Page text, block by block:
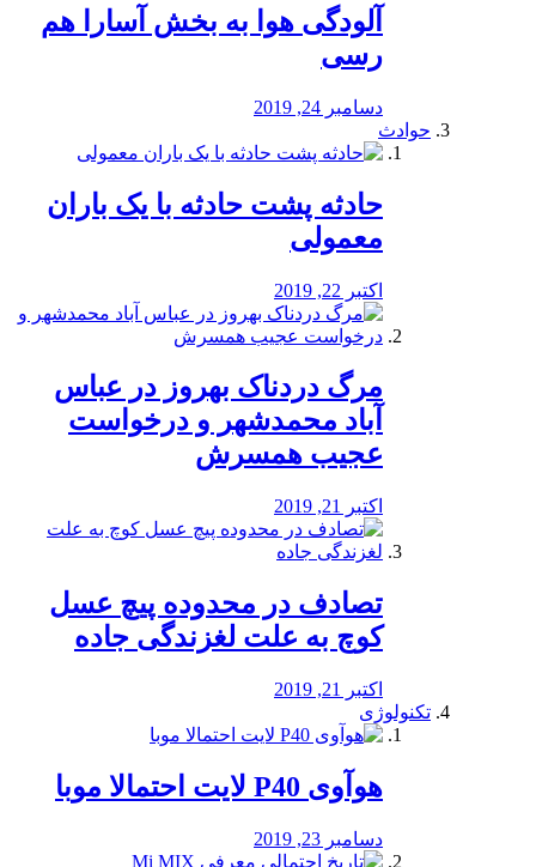
آلودگی هوا به بخش آسارا هم
رسی
دسامبر 24, 2019
حوادث
️حادثه پشت حادثه با یک باران
معمولی
اکتبر 22, 2019
مرگ دردناک بهروز در عباس
آباد محمدشهر و درخواست
عجیب همسرش
اکتبر 21, 2019
تصادف در محدوده پیچ عسل
کوچ به علت لغزندگی جاده
اکتبر 21, 2019
تکنولوژی
هوآوی P40 لایت احتمالا موبا
دسامبر 23, 2019